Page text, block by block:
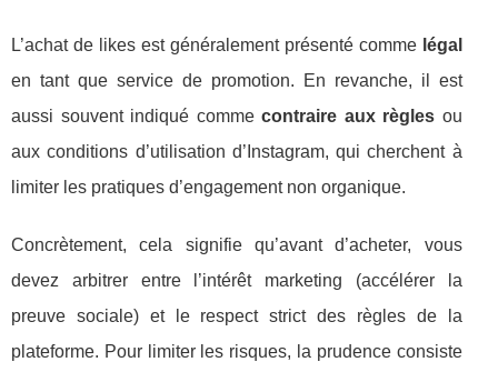
L’achat de likes est généralement présenté comme légal
en tant que service de promotion. En revanche, il est
aussi souvent indiqué commecontraire aux règles ou
aux conditions d’utilisation d’Instagram, qui cherchent à
limiter les pratiques d’engagement non organique.
Concrètement, cela signifie qu’avant d’acheter, vous
devez arbitrer entre l’intérêt marketing (accélérer la
preuve sociale) et le respect strict des règles de la
plateforme. Pour limiter les risques, la prudence consiste